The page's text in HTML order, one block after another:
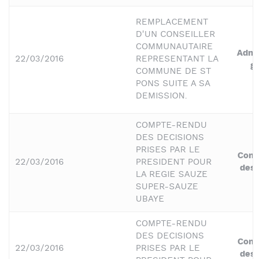
22/03/2016
REMPLACEMENT
D'UN CONSEILLER
COMMUNAUTAIRE
REPRESENTANT LA
COMMUNE DE ST
PONS SUITE A SA
DEMISSION.
22/03/2016
COMPTE-RENDU
DES DECISIONS
PRISES PAR LE
PRESIDENT POUR
LA REGIE SAUZE
SUPER-SAUZE
UBAYE
des
22/03/2016
COMPTE-RENDU
DES DECISIONS
PRISES PAR LE
des